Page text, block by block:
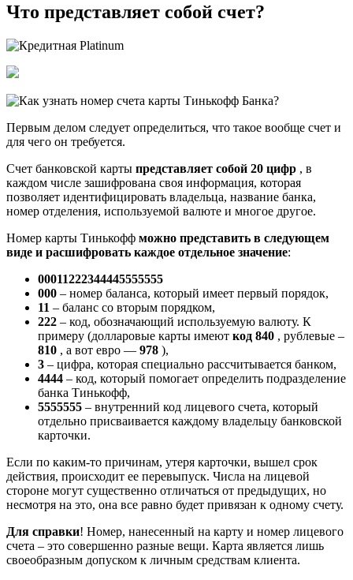
Что представляет собой счет?
Первым делом следует определиться, что такое вообще счет и
для чего он требуется.
Счет банковской карты представляет собой 20 цифр , в
каждом числе зашифрована своя информация, которая
позволяет идентифицировать владельца, название банка,
номер отделения, используемой валюте и многое другое.
Номер карты Тинькофф можно представить в следующем
виде и расшифровать каждое отдельное значение:
00011222344445555555
000 – номер баланса, который имеет первый порядок,
11 – баланс со вторым порядком,
222 – код, обозначающий используемую валюту. К
примеру (долларовые карты имеют код 840 , рублевые –
810 , а вот евро — 978 ),
3 – цифра, которая специально рассчитывается банком,
4444 – код, который помогает определить подразделение
банка Тинькофф,
5555555 – внутренний код лицевого счета, который
отдельно присваивается каждому владельцу банковской
карточки.
Если по каким-то причинам, утеря карточки, вышел срок
действия, происходит ее перевыпуск. Числа на лицевой
стороне могут существенно отличаться от предыдущих, но
несмотря на это, она все равно будет привязан к одному счету.
Для справки! Номер, нанесенный на карту и номер лицевого
счета – это совершенно разные вещи. Карта является лишь
своеобразным допуском к личным средствам клиента.